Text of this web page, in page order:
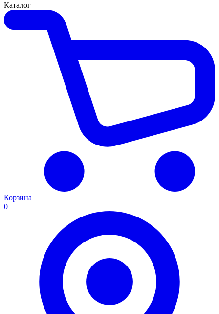
Каталог
Корзина
0